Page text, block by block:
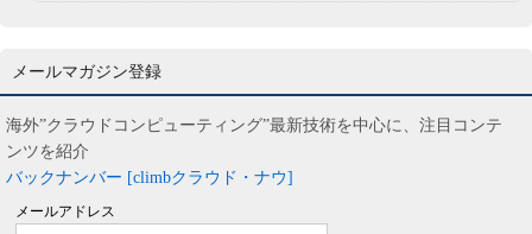
メールマガジン登録
海外”クラウドコンピューティング”最新技術を中心に、注目コンテ
ンツを紹介
バックナンバー [climbクラウド・ナウ]